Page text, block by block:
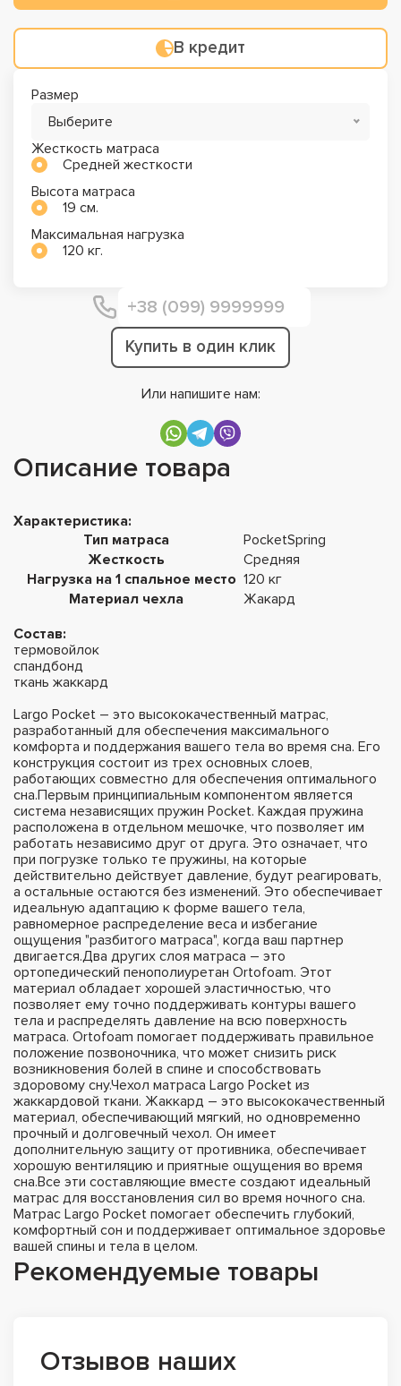
В кредит
Размер
Выберите
Жесткость матраса
Средней жесткости
Высота матраса
19 см.
Максимальная нагрузка
120 кг.
Купить в один клик
Или напишите нам:
Описание товара
Характеристика:
Тип матраса
PocketSpring
Жесткость
Средняя
Нагрузка на 1 спальное место 120 кг
Материал чехла
Жакард
Состав:
термовойлок
спандбонд
ткань жаккард
Largo Pocket – это высококачественный матрас,
разработанный для обеспечения максимального
комфорта и поддержания вашего тела во время сна. Его
конструкция состоит из трех основных слоев,
работающих совместно для обеспечения оптимального
сна.Первым принципиальным компонентом является
система независящих пружин Pocket. Каждая пружина
расположена в отдельном мешочке, что позволяет им
работать независимо друг от друга. Это означает, что
при погрузке только те пружины, на которые
действительно действует давление, будут реагировать,
а остальные остаются без изменений. Это обеспечивает
идеальную адаптацию к форме вашего тела,
равномерное распределение веса и избегание
ощущения "разбитого матраса", когда ваш партнер
двигается.Два других слоя матраса – это
ортопедический пенополиуретан Ortofoam. Этот
материал обладает хорошей эластичностью, что
позволяет ему точно поддерживать контуры вашего
тела и распределять давление на всю поверхность
матраса. Ortofoam помогает поддерживать правильное
положение позвоночника, что может снизить риск
возникновения болей в спине и способствовать
здоровому сну.Чехол матраса Largo Pocket из
жаккардовой ткани. Жаккард – это высококачественный
материал, обеспечивающий мягкий, но одновременно
прочный и долговечный чехол. Он имеет
дополнительную защиту от противника, обеспечивает
хорошую вентиляцию и приятные ощущения во время
сна.Все эти составляющие вместе создают идеальный
матрас для восстановления сил во время ночного сна.
Матрас Largo Pocket помогает обеспечить глубокий,
комфортный сон и поддерживает оптимальное здоровье
вашей спины и тела в целом.
Рекомендуемые товары
Отзывов наших